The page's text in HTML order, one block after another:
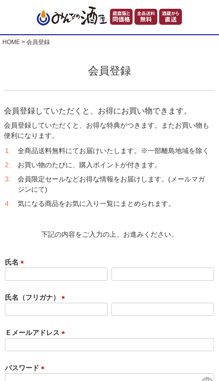
HOME 会員登録
会員登録
会員登録していただくと、お得にお買い物できます。
会員登録していただくと、お得な特典がつきます。またお買い物も
便利になります。
全商品送料無料にてお届けいたします。※一部離島地域を除く
お買い物のたびに、購入ポイントが付きます。
会員限定セールなどお得な情報をお届けします。(メールマガ
ジンにて)
気になる商品をお気に入り一覧にまとめられます。
下記の内容をご入力の上、お進みください。
氏名
須
)
氏名（フリガナ）
須
)
Ｅメールアドレス
)
パスワード